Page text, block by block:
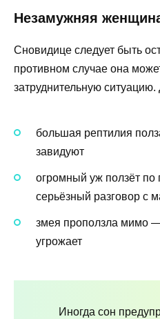
Незамужняя
Сновидице следует быть
противном случае она
затруднительную ситуацию.
большая рептилия
завидуют
огромный уж ползёт по
серьёзный разговор с
змея проползла мимо
угрожает
Иногда сон